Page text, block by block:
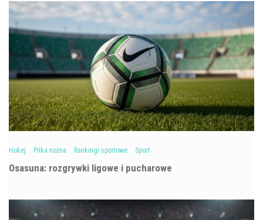
Hokej Piłka nożna Rankingi sportowe Sport
Osasuna: rozgrywki ligowe i pucharowe